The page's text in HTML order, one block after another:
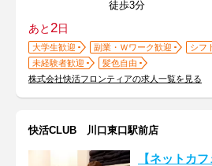
徒歩3分
あと2日
大学生歓迎 副業・Ｗワーク歓迎
シフ
未経験者歓迎
髪色自由
株式会社快活フロンティアの求人一覧を見る
快活CLUB 川口東口駅前店
【ネットカ